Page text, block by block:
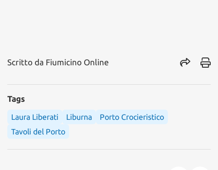
Scritto da Fiumicino Online
Tags
Laura Liberati Liburna
Porto Crocieristico
Tavoli del Porto